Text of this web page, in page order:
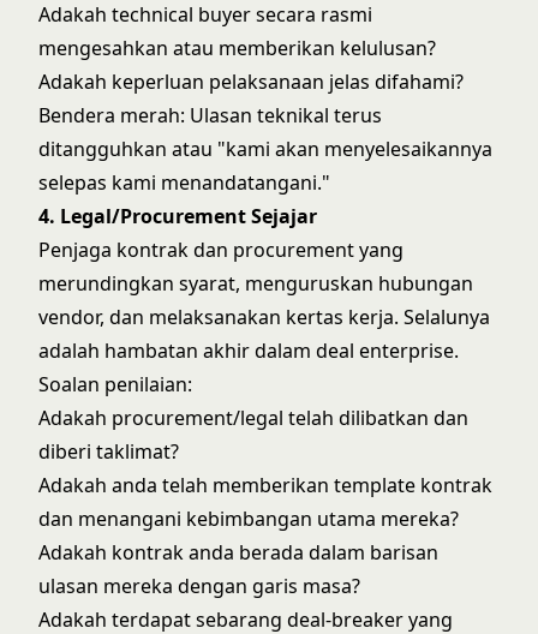
Adakah technical buyer secara rasmi
mengesahkan atau memberikan kelulusan?
Adakah keperluan pelaksanaan jelas difahami?
Bendera merah: Ulasan teknikal terus
ditangguhkan atau "kami akan menyelesaikannya
selepas kami menandatangani."
4. Legal/Procurement Sejajar
Penjaga kontrak dan procurement yang
merundingkan syarat, menguruskan hubungan
vendor, dan melaksanakan kertas kerja. Selalunya
adalah hambatan akhir dalam deal enterprise.
Soalan penilaian:
Adakah procurement/legal telah dilibatkan dan
diberi taklimat?
Adakah anda telah memberikan template kontrak
dan menangani kebimbangan utama mereka?
Adakah kontrak anda berada dalam barisan
ulasan mereka dengan garis masa?
Adakah terdapat sebarang deal-breaker yang